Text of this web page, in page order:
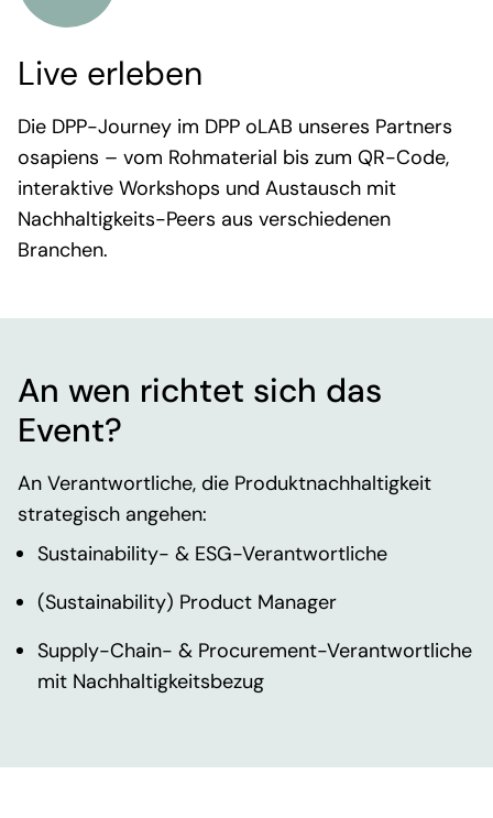
Live erleben
Die DPP-Journey im DPP oLAB unseres Partners
osapiens – vom Rohmaterial bis zum QR-Code,
interaktive Workshops und Austausch mit
Nachhaltigkeits-Peers aus verschiedenen
Branchen.
An wen richtet sich das
Event?
An Verantwortliche, die Produktnachhaltigkeit
strategisch angehen:
Sustainability- & ESG-Verantwortliche
(Sustainability) Product Manager
Supply-Chain- & Procurement-Verantwortliche
mit Nachhaltigkeitsbezug